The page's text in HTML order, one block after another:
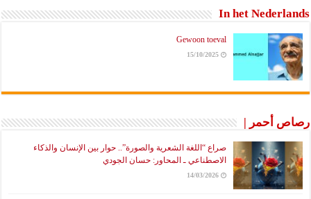
In het Nederlands
Gewoon toeval
15/10/2025
رصاص أحمر |
صراع “اللغة الشعرية والصورة”.. حوار بين الإنسان والذكاء
الاصطناعي ـ المحاور: حسان الجودي
14/03/2026